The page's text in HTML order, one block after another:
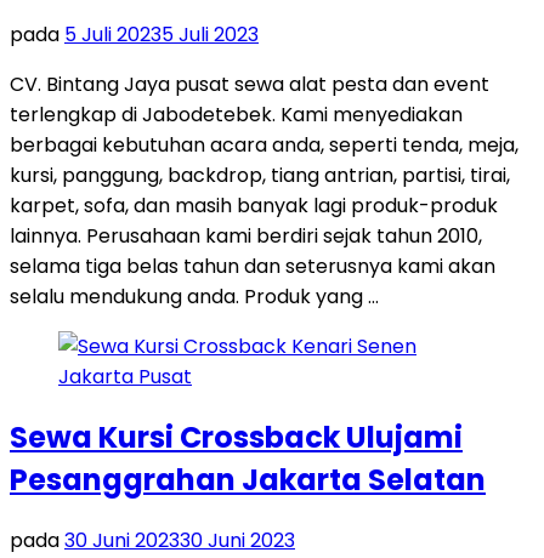
pada 5 Juli 20235 Juli 2023
CV. Bintang Jaya pusat sewa alat pesta dan event
terlengkap di Jabodetebek. Kami menyediakan
berbagai kebutuhan acara anda, seperti tenda, meja,
kursi, panggung, backdrop, tiang antrian, partisi, tirai,
karpet, sofa, dan masih banyak lagi produk-produk
lainnya. Perusahaan kami berdiri sejak tahun 2010,
selama tiga belas tahun dan seterusnya kami akan
selalu mendukung anda. Produk yang …
Sewa Kursi Crossback Ulujami
Pesanggrahan Jakarta Selatan
pada30 Juni 202330 Juni 2023